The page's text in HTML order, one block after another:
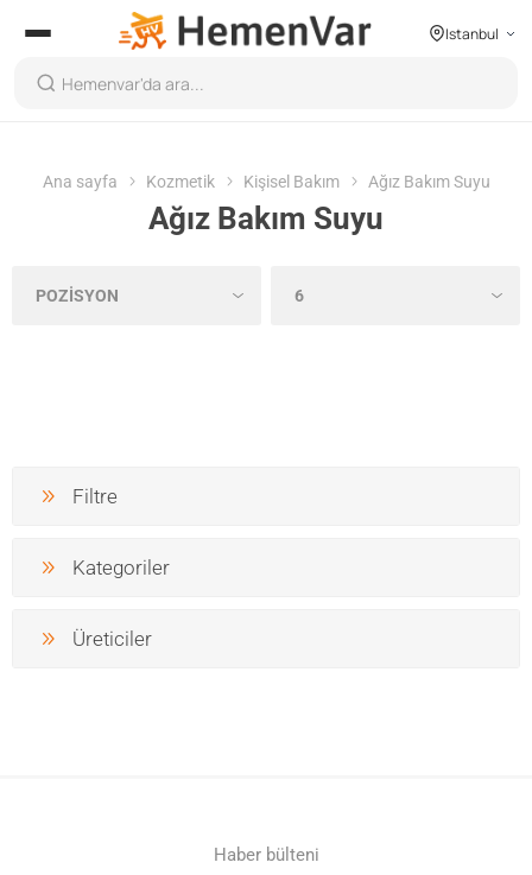
Istanbul
Ana sayfa Kozmetik Kişisel Bakım Ağız Bakım Suyu
Ağız Bakım Suyu
Filtre
Kategoriler
Üreticiler
Haber bülteni